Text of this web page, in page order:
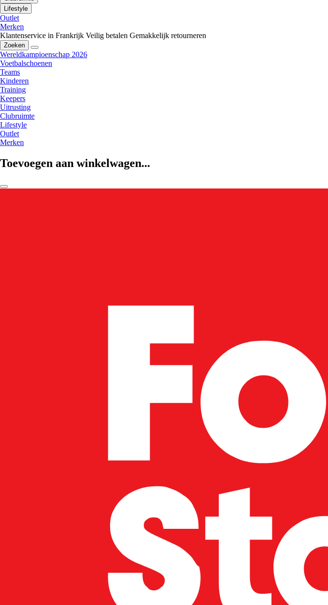
Lifestyle
Outlet
Merken
Klantenservice in Frankrijk Veilig betalen Gemakkelijk retourneren
Zoeken
Wereldkampioenschap 2026
Voetbalschoenen
Teams
Kinderen
Training
Keepers
Uitrusting
Clubruimte
Lifestyle
Outlet
Merken
Toevoegen aan winkelwagen...